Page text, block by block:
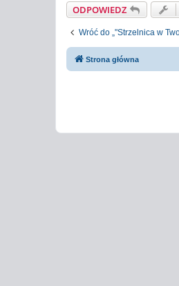
ODPOWIEDZ
Wróć do „"Strzelnica w
Strona główna